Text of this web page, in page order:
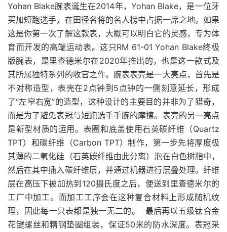
Yohan Blake腕表诞生在2014年，Yohan Blake，是一位牙
买加短跑选手，在田径名将的名人榜中占据一席之地。如果
这是你第一次了解这款表，大概可以明白它的灵感，专为体
育而开发的高端运动表。这只RM 61-01 Yohan Blake终极
版腕表，是里查德米尔在2020年推出的，也是这一款式及
其所属独特系列的收官之作。腕表表壳是一大亮点，首先是
不对称造型，表壳在2点钟到5点钟的一侧刻意延长，形成
了“左窄右宽”的造型，这种设计的主要目的并非为了猎奇，
而是为了避免表冠与短跑选手手腕的摩擦。表壳的另一亮点
是新型材质的运用。表圈和底盖使用石英碳纤维（Quartz
TPT）和碳纤维（Carbon TPT）制作，第一步先将厚度极
其薄的二氧化硅（石英碳纤维由此分离）泡在白色树脂中，
然后在其中插入碳纤维层，并通过机器进行层叠处理。纤维
层在高压下被加热到120摄氏度之后，便送到里查德米尔的
工厂中加工。而加工工序会在这种复合材料上形成随机纹
理，因此每一只表都是独一无二的。 最后再以五级钛合金
花键螺丝和精钢垫圈组装，保证50米的防水深度。表冠采